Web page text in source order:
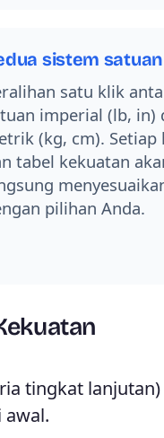
sistem satuan
satu klik
imperial (lb, in)
(kg, cm). Setiap
tabel kekuatan
pilihan Anda.
tingkat